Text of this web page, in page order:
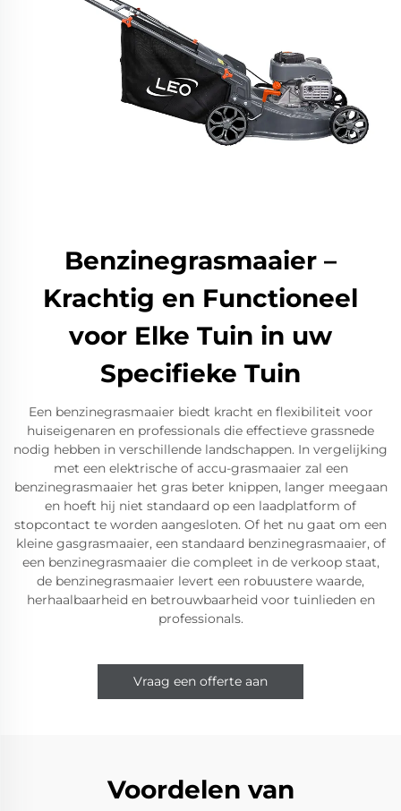
Benzinegrasmaaier –
Krachtig en Functioneel
voor Elke Tuin in uw
Specifieke Tuin
Een benzinegrasmaaier biedt kracht en flexibiliteit voor
huiseigenaren en professionals die effectieve grassnede
nodig hebben in verschillende landschappen. In vergelijking
met een elektrische of accu-grasmaaier zal een
benzinegrasmaaier het gras beter knippen, langer meegaan
en hoeft hij niet standaard op een laadplatform of
stopcontact te worden aangesloten. Of het nu gaat om een
kleine gasgrasmaaier, een standaard benzinegrasmaaier, of
een benzinegrasmaaier die compleet in de verkoop staat,
de benzinegrasmaaier levert een robuustere waarde,
herhaalbaarheid en betrouwbaarheid voor tuinlieden en
professionals.
Vraag een offerte aan
Voordelen van